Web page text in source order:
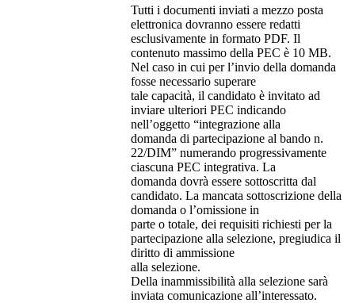
Tutti i documenti inviati a mezzo posta
elettronica dovranno essere redatti
esclusivamente in formato PDF. Il
contenuto massimo della PEC è 10 MB.
Nel caso in cui per l’invio della domanda
fosse necessario superare
tale capacità, il candidato è invitato ad
inviare ulteriori PEC indicando
nell’oggetto “integrazione alla
domanda di partecipazione al bando n.
22/DIM” numerando progressivamente
ciascuna PEC integrativa. La
domanda dovrà essere sottoscritta dal
candidato. La mancata sottoscrizione della
domanda o l’omissione in
parte o totale, dei requisiti richiesti per la
partecipazione alla selezione, pregiudica il
diritto di ammissione
alla selezione.
Della inammissibilità alla selezione sarà
inviata comunicazione all’interessato.